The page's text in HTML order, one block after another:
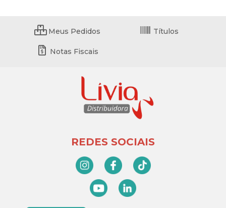
Meus Pedidos Títulos
Notas Fiscais
REDES SOCIAIS